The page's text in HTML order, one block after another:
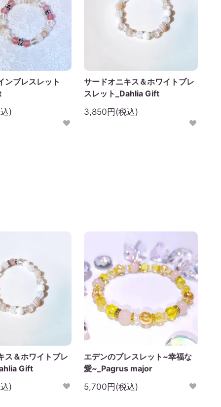
ンブレスレット
)
サードオニキス＆ホワイトブレ
スレット_Dahlia Gift
3,850円(税込)
ス＆ホワイトブレ
Gift
)
エデンのブレスレット~幸福な
愛~_Pagrus major
5,700円(税込)